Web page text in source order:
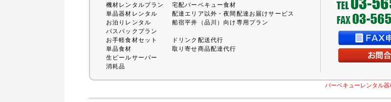
機材レンタルプラン
単品器材レンタル
お泊りレンタル
バスパックプラン
お手軽食材セット
単品食材
生ビールサーバー
消耗品
宅配バーベキュー食材
配達エリア以外・夜間配達お届けサービス
船宿平井（品川）向け専用プラン
ドリンク配送代行
取り寄せ商品配達代行
バーベキューレンタル